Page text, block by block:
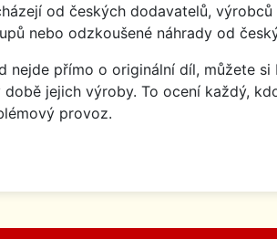
od českých dodavatelů,
nebo odzkoušené náhrady od
nejde přímo o originální díl, můžete
době jejich výroby. To ocení každý,
provoz.